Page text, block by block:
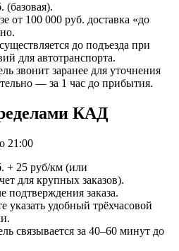
(базовая).
от 100 000 руб. доставка «до
до подъезда при
для автотранспорта.
звонит заранее для уточнения
— за 1 час до прибытия.
КАД
21:00
+ 25 руб/км (или
для крупных заказов).
подтверждения заказа.
указать удобный трёхчасовой
связывается за 40–60 минут до